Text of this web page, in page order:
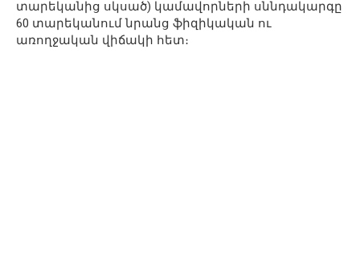
տարեկանից սկսած) կամավորների սննդակարգը
60 տարեկանում նրանց ֆիզիկական ու
առողջական վիճակի հետ։